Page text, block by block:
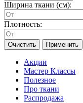
Ширина ткани (см):
Плотность:
Очистить Применить
Акции
Мастер Классы
Полезное
Про ткани
Распродажа